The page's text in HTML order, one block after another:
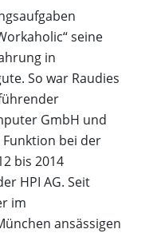
seine
in
So war Raudies
GmbH und
Funktion bei der
bis 2014
HPI AG. Seit
im
ansässigen